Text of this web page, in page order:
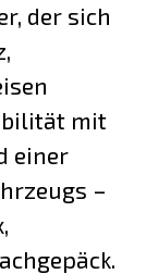
der sich
mit
einer
–